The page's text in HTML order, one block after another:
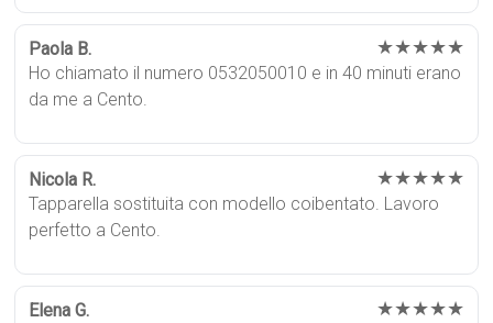
Paola B. ★★★★★
Ho chiamato il numero 0532050010 e in 40 minuti erano
da me a Cento.
Nicola R. ★★★★★
Tapparella sostituita con modello coibentato. Lavoro
perfetto a Cento.
Elena G. ★★★★★